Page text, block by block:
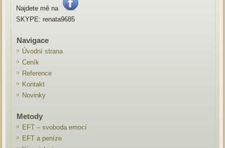
Najdete mě na
SKYPE: renata9685
Navigace
Úvodní strana
Ceník
Reference
Kontakt
Novinky
Metody
EFT – svoboda emocí
EFT a peníze